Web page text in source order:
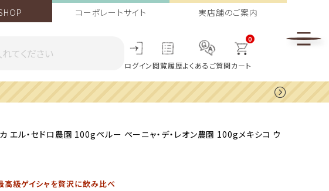
コーポレートサイト 実店舗のご案内
ログイン閲覧履歴よくあるご質問
0
カート
エル・セドロ農園 100gペルー ペーニャ・デ・レオン農園 100gメキシコ ウ
高級ゲイシャを贅沢に飲み比べ